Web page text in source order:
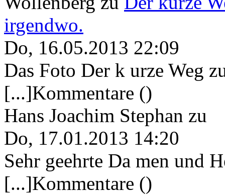
irgendwo.
Do, 16.05.2013 22:09
Das Foto Der k urze Weg
[...]Kommentare ()
Hans Joachim Stephan zu
Do, 17.01.2013 14:20
Sehr geehrte Da men und
[...]Kommentare ()